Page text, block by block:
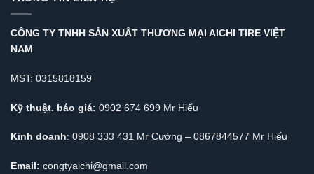
CÔNG TY TNHH SẢN XUẤT THƯƠNG MẠI AICHI TIRE VIỆT
NAM
MST: 0315818159
Kỹ thuật. báo giá: 0902 674 699 Mr Hiếu
Kinh doanh: 0908 333 431 Mr Cường – 0867844577 Mr Hiếu
Email: congtyaichi@gmail.com